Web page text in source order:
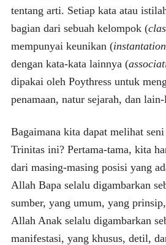
tentang arti. Setiap kata atau
bagian dari sebuah kelompok (
mempunyai keunikan (
dengan kata-kata lainnya (
dipakai oleh Poythress untuk
penamaan, natur sejarah, dan
Bagaimana kita dapat melihat
Trinitas ini? Pertama-tama, kita
dari masing-masing posisi yang
Allah Bapa selalu digambarkan
sumber, yang umum, yang
Allah Anak selalu digambarkan
manifestasi, yang khusus, detil,